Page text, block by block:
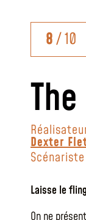
8/ 10
Dexter
Laisse le
On ne